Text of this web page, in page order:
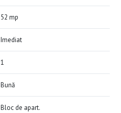
52 mp
Imediat
1
Bună
Bloc de apart.